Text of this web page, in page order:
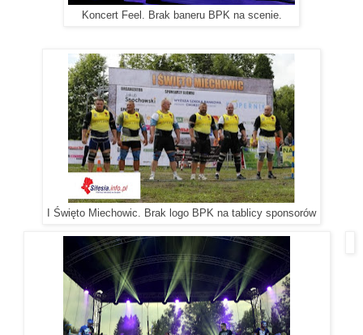
Koncert Feel. Brak baneru BPK na scenie.
I Święto Miechowic. Brak logo BPK na tablicy sponsorów